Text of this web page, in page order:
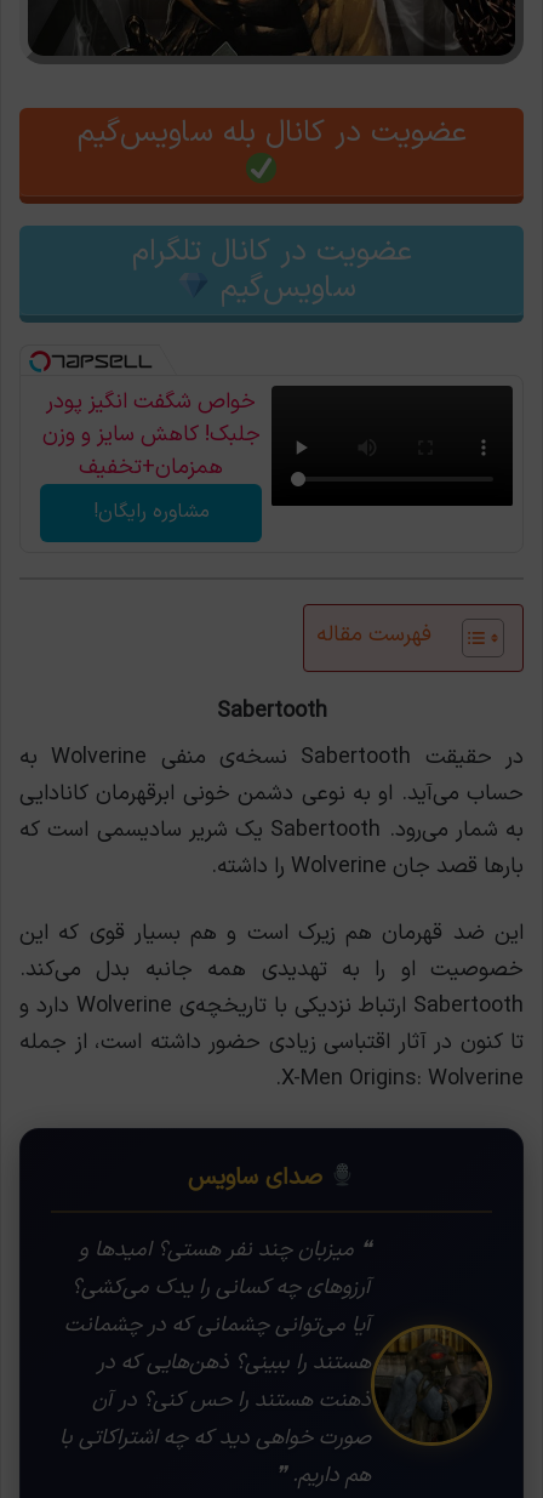
عضویت در کانال بله ساویس‌گیم
عضویت در کانال تلگرام
ساویس‌گیم
خواص شگفت انگیز پودر
جلبک! کاهش سایز و وزن
همزمان+تخفیف
مشاوره رایگان!
فهرست مقاله
Sabertooth
در حقیقت Sabertooth نسخه‌ی منفی Wolverine به
حساب می‌آید. او به نوعی دشمن خونی ابرقهرمان کانادایی
به شمار می‌رود. Sabertooth یک شرير سادیسمی است که
بارها قصد جان Wolverine را داشته.
این ضد قهرمان هم زیرک است و هم بسیار قوی که این
خصوصیت او را به تهدیدی همه جانبه بدل می‌کند.
Sabertooth ارتباط نزدیکی با تاریخچه‌ی Wolverine دارد و
تا کنون در آثار اقتباسی زیادی حضور داشته است، از جمله
X-Men Origins: Wolverine.
صدای ساویس
❝ میزبان چند نفر هستی؟ امیدها و
آرزوهای چه کسانی را یدک می‌کشی؟
آیا می‌توانی چشمانی که در چشمانت
هستند را ببینی؟ ذهن‌هایی که در
ذهنت هستند را حس کنی؟ در آن
صورت خواهی دید که چه اشتراکاتی با
هم داریم. ❞